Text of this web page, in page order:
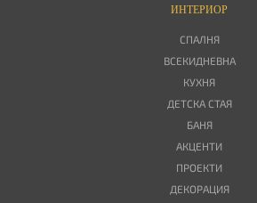
ИНТЕРИОР
СПАЛНЯ
ВСЕКИДНЕВНА
КУХНЯ
ДЕТСКА СТАЯ
БАНЯ
АКЦЕНТИ
ПРОЕКТИ
ДЕКОРАЦИЯ